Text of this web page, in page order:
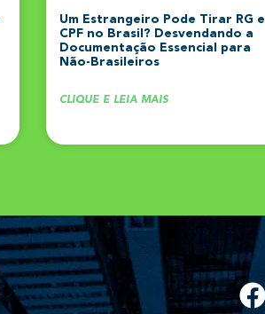
Um Estrangeiro Pode Tirar RG e
CPF no Brasil? Desvendando a
Documentação Essencial para
Não-Brasileiros
CLIQUE E LEIA MAIS